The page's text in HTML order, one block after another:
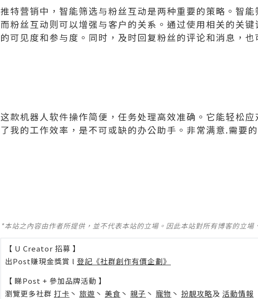
推特营销中，智能筛选与粉丝互动是两种重要的策略。智
而粉丝互动则可以增强与客户的关系。通过使用相关的关
的可见度和参与度。同时，及时回复粉丝的评论和消息，
这款机器人软件操作简便，任务处理高效准确。它能轻松
了我的工作效率，是不可或缺的办公助手。非常满意.需要
*本站之內容由作者所提供，並不代表本站的立場。因此本站對所有博客的立
【 U Creator 招募 】
出Post賺現金獎賞 l 登記《社群創作有價企劃》
【 睇Post + 參加品牌活動 】
瀏覽更多社群 打卡 丶 旅遊 丶 美食 丶 親子 丶 寵物 丶 扮靚攻略及 活動情報